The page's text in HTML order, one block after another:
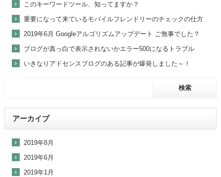
このキーワードツール、知ってますか？
重要になって来ているモバイルフレンドリーのチェックの仕方
2019年6月 Googleアルゴリズムアップデート ご無事でした？
ブログが真っ白で表示されないかエラー500になるトラブル
いきなりアドセンスブログのある記事が爆発しました～！
アーカイブ
2019年8月
2019年6月
2019年1月